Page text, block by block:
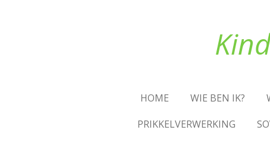
HOME WIE BEN IK?
PRIKKELVERWERKING